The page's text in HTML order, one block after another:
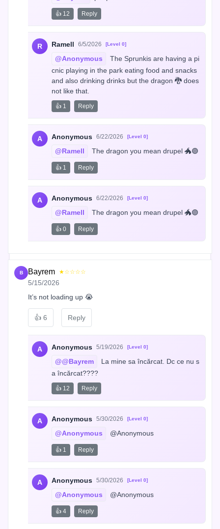
👍 12 Reply
R Ramell 6/5/2026 [Level 0]
@Anonymous
The Sprunkis are having a pi
cnic playing in the park eating food and snacks
and also drinking drinks but the dragon 🐉 does
not like that.
👍 1 Reply
A Anonymous 6/22/2026 [Level 0]
@Ramell The dragon you mean drupel 🐲🟣
👍 1 Reply
A Anonymous 6/22/2026 [Level 0]
@Ramell The dragon you mean drupel 🐲🟣
👍 0 Reply
B Bayrem ★☆☆☆☆
5/15/2026
It’s not loading up 😭
👍 6 Reply
A Anonymous 5/19/2026 [Level 0]
@@Bayrem
La mine sa încărcat. Dc ce nu s
a încărcat????
👍 12 Reply
A Anonymous 5/30/2026 [Level 0]
@Anonymous @Anonymous
👍 1 Reply
A Anonymous 5/30/2026 [Level 0]
@Anonymous @Anonymous
👍 4 Reply